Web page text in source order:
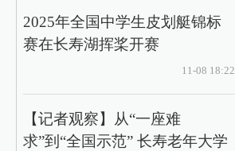
2025年全国中学生皮划艇锦标
赛在长寿湖挥桨开赛
11-08 18:22
【记者观察】从“一座难
求”到“全国示范” 长寿老年大学